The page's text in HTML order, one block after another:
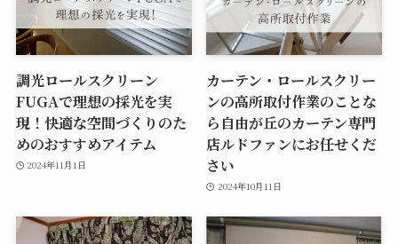
調光ロールスクリーン
FUGAで理想の採光を実
現！快適な空間づくりのた
めのおすすめアイテム
2024年11月1日
カーテン・ロールスクリー
ンの高所取付作業のことな
ら自由が丘のカーテン専門
店ルドファンにお任せくだ
さい
2024年10月11日